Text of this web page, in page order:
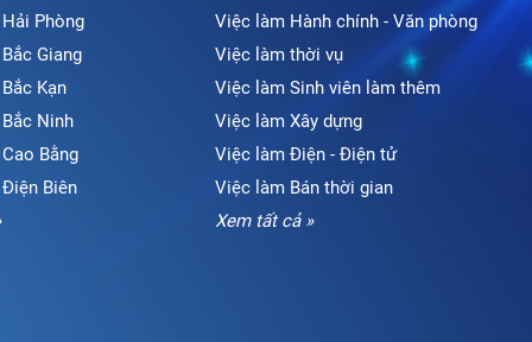
Phòng
Giang
Kạn
Ninh
Bằng
Biên
Việc làm Hành chính - Văn phòng
Việc làm thời vụ
Việc làm Sinh viên làm thêm
Việc làm Xây dựng
Việc làm Điện - Điện tử
Việc làm Bán thời gian
Xem tất cả »